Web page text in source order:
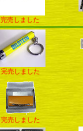
完売しました
完売しました
完売しました